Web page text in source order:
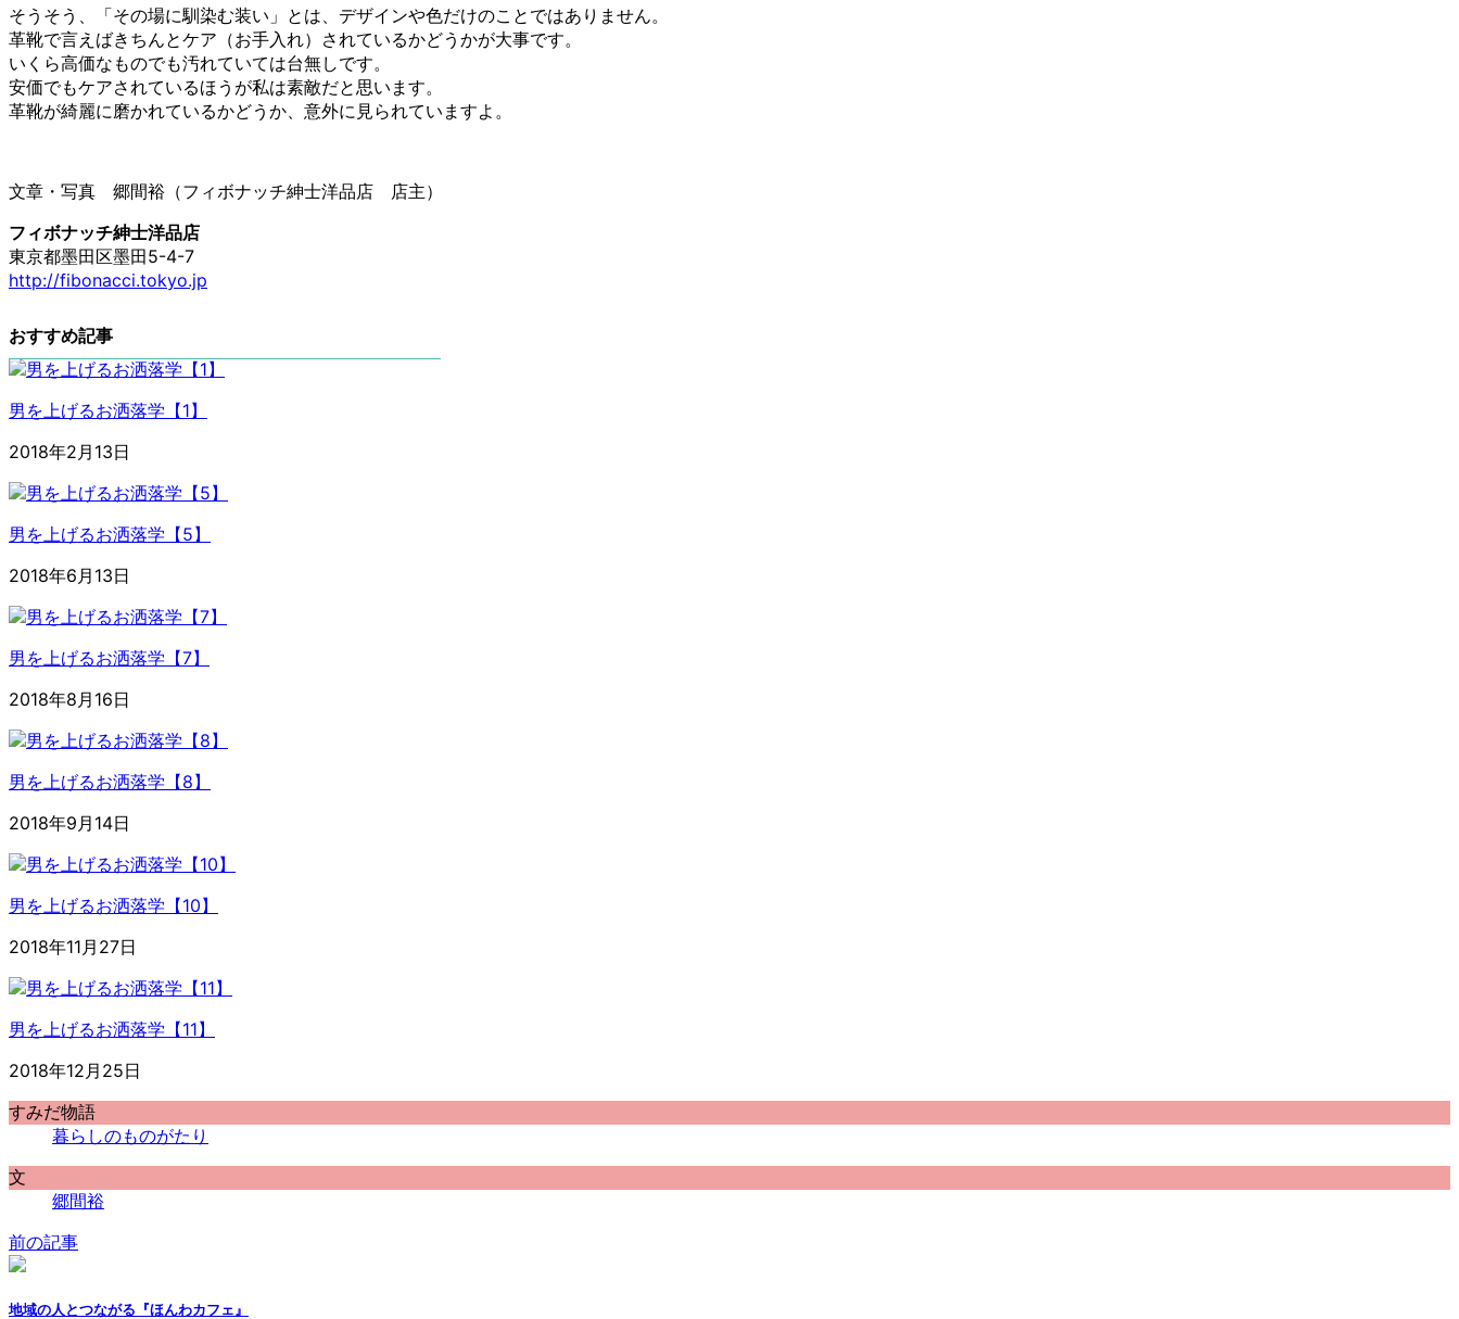
そうそう、「その場に馴染む装い」とは、デザインや色だけのことではありません。
革靴で言えばきちんとケア（お手入れ）されているかどうかが大事です。
いくら高価なものでも汚れていては台無しです。
安価でもケアされているほうが私は素敵だと思います。
革靴が綺麗に磨かれているかどうか、意外に見られていますよ。
文章・写真 郷間裕（フィボナッチ紳士洋品店 店主）
フィボナッチ紳士洋品店
東京都墨田区墨田5-4-7
http://fibonacci.tokyo.jp
おすすめ記事
男を上げるお洒落学【1】
2018年2月13日
男を上げるお洒落学【5】
2018年6月13日
男を上げるお洒落学【7】
2018年8月16日
男を上げるお洒落学【8】
2018年9月14日
男を上げるお洒落学【10】
2018年11月27日
男を上げるお洒落学【11】
2018年12月25日
すみだ物語
暮らしのものがたり
文
郷間裕
前の記事
地域の人とつながる『ほんわカフェ』